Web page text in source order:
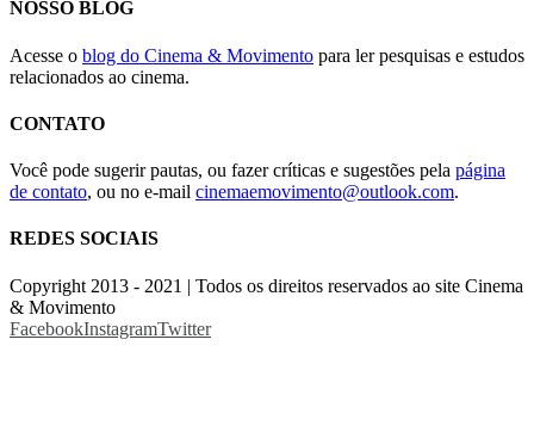
NOSSO BLOG
Acesse o blog do Cinema & Movimento para ler pesquisas e estudos
relacionados ao cinema.
CONTATO
Você pode sugerir pautas, ou fazer críticas e sugestões pela página
de contato, ou no e-mail cinemaemovimento@outlook.com.
REDES SOCIAIS
Copyright 2013 - 2021 | Todos os direitos reservados ao site Cinema
& Movimento
FacebookInstagramTwitter